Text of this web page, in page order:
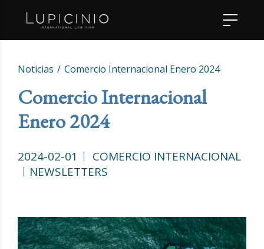
Noticias Comercio Internacional Enero 2024
Comercio Internacional
Enero 2024
2024-02-01
COMERCIO INTERNACIONAL
NEWSLETTERS